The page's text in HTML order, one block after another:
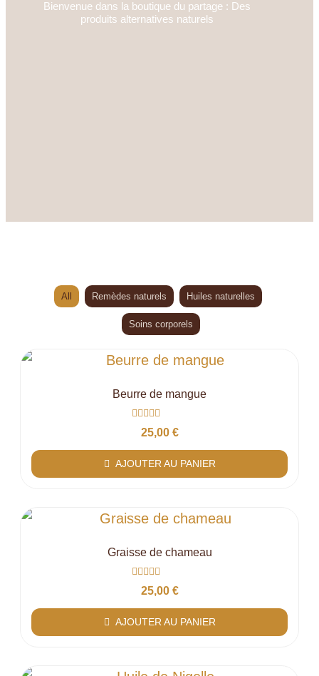
Bienvenue dans la boutique du partage : Des
produits alternatives naturels
All Remèdes naturels Huiles naturelles
Soins corporels
Beurre de mangue
Note
sur
5
25,00 €
AJOUTER AU PANIER
Graisse de chameau
Note
sur
5
25,00 €
AJOUTER AU PANIER